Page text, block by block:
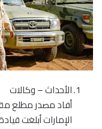
الأحداث – وكالات
أفاد مصدر مطلع
الإمارات أبلغت